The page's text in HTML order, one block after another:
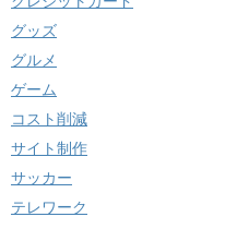
グッズ
グルメ
ゲーム
コスト削減
サイト制作
サッカー
テレワーク